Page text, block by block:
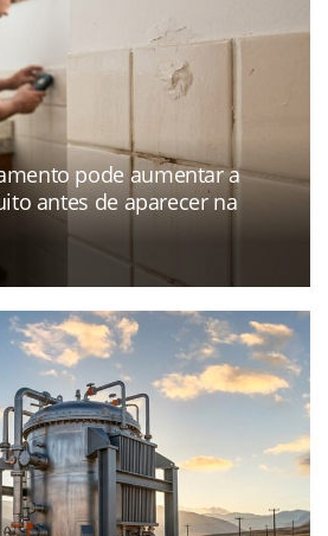
pode aumentar a
antes de aparecer na